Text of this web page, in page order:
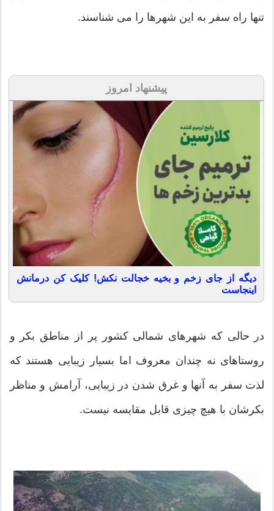
تنها راه سفر به این شهرها را می شناسند.
پیشنهاد امروز
دیگه از جای زخم و بخیه خجالت نکش! کلیک کن درمانش
اینجاست
در حالی که شهرهای شمالی کشور پر از مناطق بکر و
روستاهای نه چندان معروف اما بسیار زیبایی هستند که
لذت سفر به آنها و غرق شدن در زیبایی، آرامش و مناظر
بکرشان با هیچ چیزی قابل مقایسه نیست.